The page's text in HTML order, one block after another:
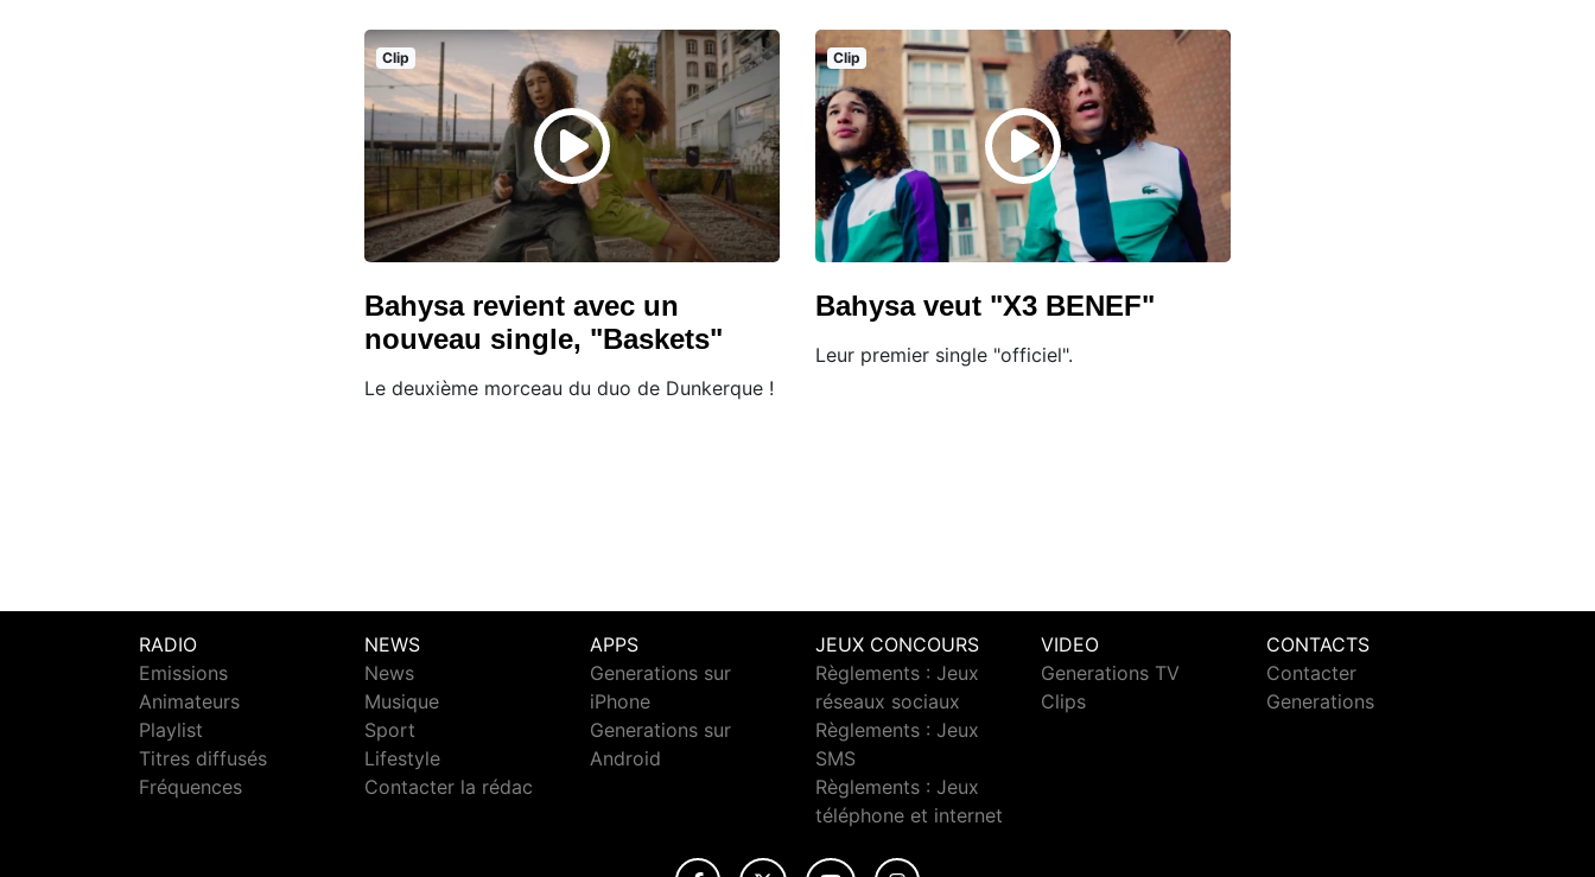
Clip
Bahysa revient avec un
nouveau single, "Baskets"
Le deuxième morceau du duo de Dunkerque !
Clip
Bahysa veut "X3 BENEF"
Leur premier single "officiel".
RADIO
Emissions
Animateurs
Playlist
Titres diffusés
Fréquences
NEWS
News
Musique
Sport
Lifestyle
Contacter la rédac
APPS
Generations sur
iPhone
Generations sur
Android
JEUX CONCOURS
Règlements : Jeux
réseaux sociaux
Règlements : Jeux
SMS
Règlements : Jeux
téléphone et internet
VIDEO
Generations TV
Clips
CONTACTS
Contacter
Generations